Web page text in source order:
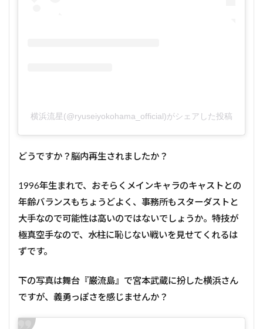
横浜流星(@ryuseiyokohama_official)がシェアした投稿
どうですか？脳内再生されましたか？
1996年生まれで、おそらくメインキャラのキャストとの
年齢バランスもちょうどよく、事務所もスターダストと
大手なので可能性は高いのではないでしょうか。特技が
極真空手なので、水柱に恥じない戦いを見せてくれるは
ずです。
下の写真は舞台『巌流島』で宮本武蔵に扮した横浜さん
ですが、義勇っぽさを感じませんか？